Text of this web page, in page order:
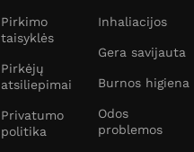
Pirkimo
taisyklės
Pirkėjų
atsiliepimai
Privatumo
politika
Inhaliacijos
Gera savijauta
Burnos higiena
Odos
problemos